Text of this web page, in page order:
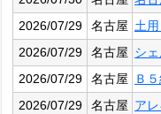
2026/07/29
名古屋 土
2026/07/29
名古屋 シ
2026/07/29
名古屋
Ｂ
2026/07/29
名古屋 ア